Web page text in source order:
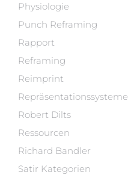
Physiologie
Punch Reframing
Rapport
Reframing
Reimprint
Repräsentationssysteme
Robert Dilts
Ressourcen
Richard Bandler
Satir Kategorien